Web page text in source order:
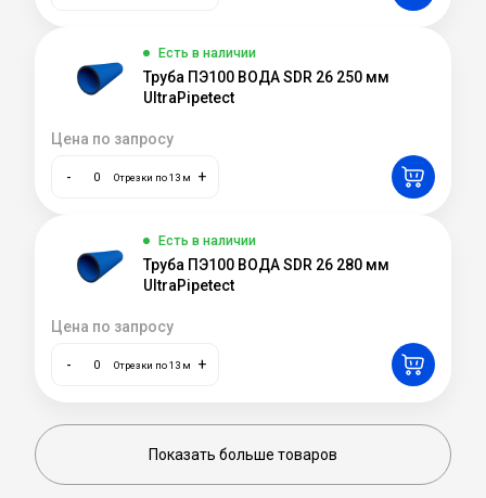
Есть в наличии
Труба ПЭ100 ВОДА SDR 26 250 мм
UltraPipetect
Цена по запросу
- Отрезки по 13 м +
Есть в наличии
Труба ПЭ100 ВОДА SDR 26 280 мм
UltraPipetect
Цена по запросу
- Отрезки по 13 м +
Показать больше товаров